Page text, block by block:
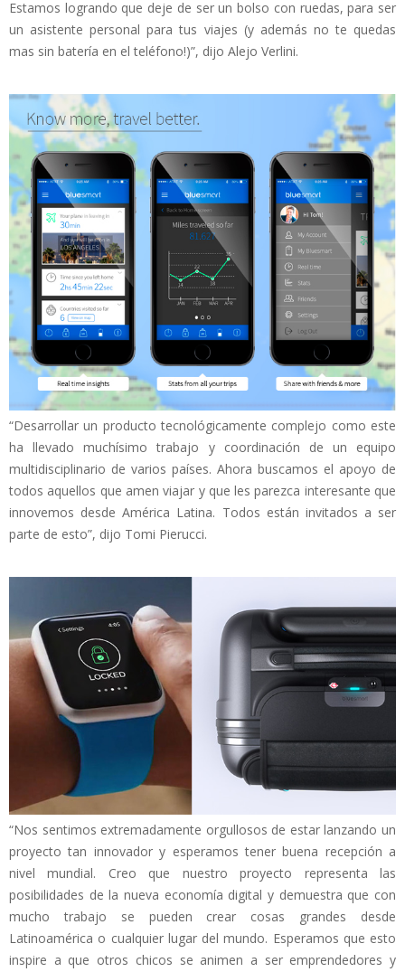
Estamos logrando que deje de ser un bolso con ruedas, para ser
un asistente personal para tus viajes (y además no te quedas
mas sin batería en el teléfono!)”, dijo Alejo Verlini.
“Desarrollar un producto tecnológicamente complejo como este
ha llevado muchísimo trabajo y coordinación de un equipo
multidisciplinario de varios países. Ahora buscamos el apoyo de
todos aquellos que amen viajar y que les parezca interesante que
innovemos desde América Latina. Todos están invitados a ser
parte de esto”, dijo Tomi Pierucci.
“Nos sentimos extremadamente orgullosos de estar lanzando un
proyecto tan innovador y esperamos tener buena recepción a
nivel mundial. Creo que nuestro proyecto representa las
posibilidades de la nueva economía digital y demuestra que con
mucho trabajo se pueden crear cosas grandes desde
Latinoamérica o cualquier lugar del mundo. Esperamos que esto
inspire a que otros chicos se animen a ser emprendedores y